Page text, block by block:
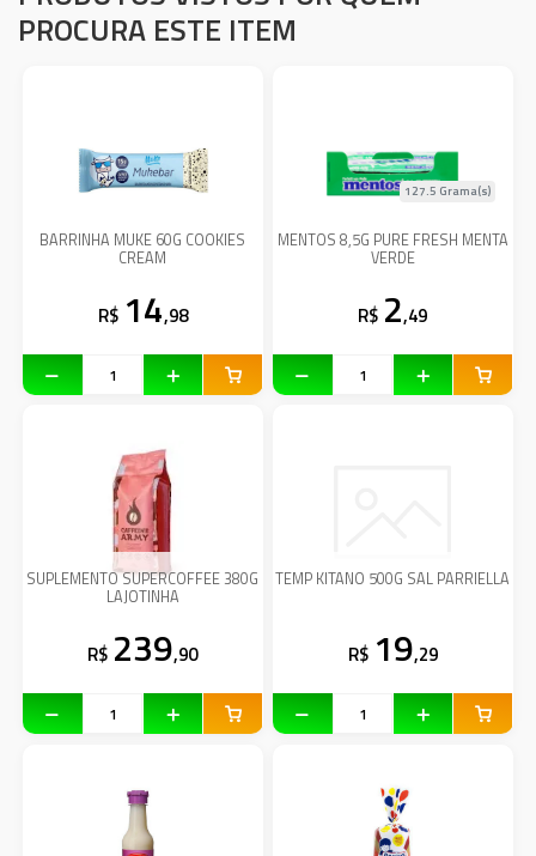
PROCURA ESTE ITEM
BARRINHA MUKE 60G COOKIES
CREAM
R$ 14,98
MENTOS 8,5G PURE FRESH MENTA
VERDE
127.5 Grama(s)
R$ 2,49
SUPLEMENTO SUPERCOFFEE 380G
LAJOTINHA
R$ 239,90
TEMP KITANO 500G SAL PARRIELLA
R$ 19,29